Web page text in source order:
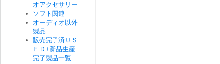
オアクセサリー
ソフト関連
オーディオ以外
製品
販売完了済ＵＳ
ＥＤ+新品生産
完了製品一覧